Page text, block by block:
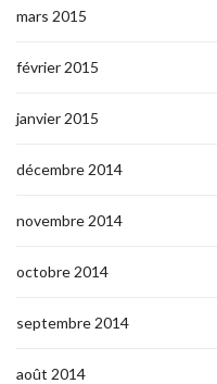
mars 2015
février 2015
janvier 2015
décembre 2014
novembre 2014
octobre 2014
septembre 2014
août 2014